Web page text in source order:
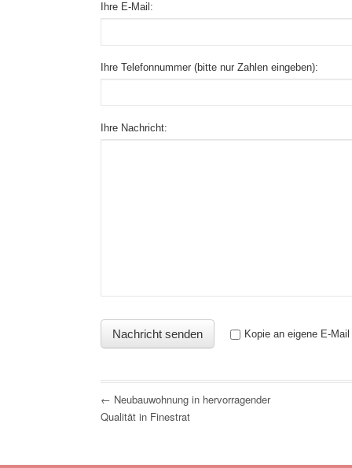
Ihre E-Mail:
Ihre Telefonnummer (bitte nur Zahlen eingeben):
Ihre Nachricht:
Kopie an eigene E-Mail
← Neubauwohnung in hervorragender
Qualität in Finestrat